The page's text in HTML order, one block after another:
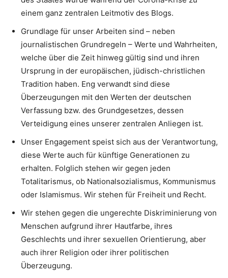
einem ganz zentralen Leitmotiv des Blogs.
Grundlage für unser Arbeiten sind – neben
journalistischen Grundregeln – Werte und Wahrheiten,
welche über die Zeit hinweg gültig sind und ihren
Ursprung in der europäischen, jüdisch-christlichen
Tradition haben. Eng verwandt sind diese
Überzeugungen mit den Werten der deutschen
Verfassung bzw. des Grundgesetzes, dessen
Verteidigung eines unserer zentralen Anliegen ist.
Unser Engagement speist sich aus der Verantwortung,
diese Werte auch für künftige Generationen zu
erhalten. Folglich stehen wir gegen jeden
Totalitarismus, ob Nationalsozialismus, Kommunismus
oder Islamismus. Wir stehen für Freiheit und Recht.
Wir stehen gegen die ungerechte Diskriminierung von
Menschen aufgrund ihrer Hautfarbe, ihres
Geschlechts und ihrer sexuellen Orientierung, aber
auch ihrer Religion oder ihrer politischen
Überzeugung.